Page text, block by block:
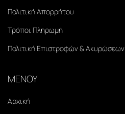
Πολιτική Απορρήτου
Τρόποι Πληρωμή
Πολιτική Επιστροφών & Ακυρώσεων
ΜΕΝΟΥ
Αρχική